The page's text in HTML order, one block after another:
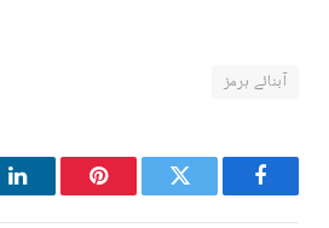
آبنائے ہرمز
Facebook
Twitter
Pinterest